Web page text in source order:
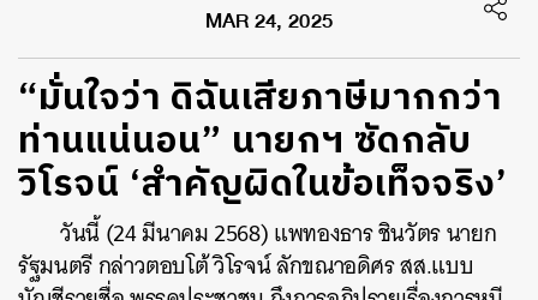
MAR 24, 2025
“มั่นใจว่า ดิฉันเสียภาษีมากกว่า
ท่านแน่นอน” นายกฯ ซัดกลับ
วิโรจน์ ‘สำคัญผิดในข้อเท็จจริง’
วันนี้ (24 มีนาคม 2568) แพทองธาร ชินวัตร นายก
รัฐมนตรี กล่าวตอบโต้ วิโรจน์ ลักขณาอดิศร สส.แบบ